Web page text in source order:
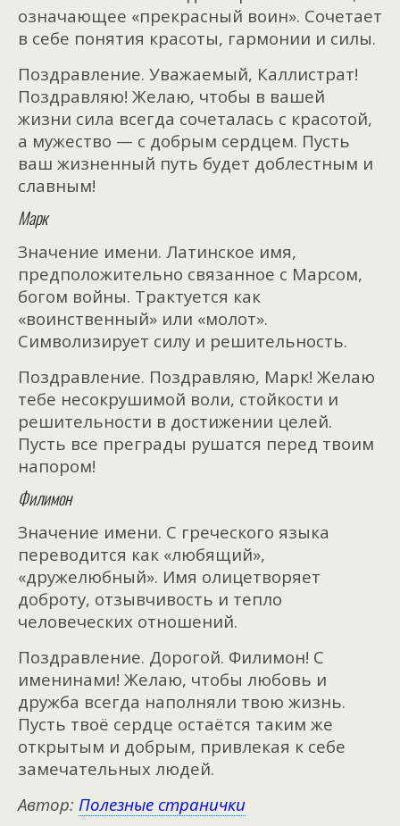
означающее «прекрасный воин». Сочетает
в себе понятия красоты, гармонии и силы.
Поздравление. Уважаемый, Каллистрат!
Поздравляю! Желаю, чтобы в вашей
жизни сила всегда сочеталась с красотой,
а мужество — с добрым сердцем. Пусть
ваш жизненный путь будет доблестным и
славным!
Марк
Значение имени. Латинское имя,
предположительно связанное с Марсом,
богом войны. Трактуется как
«воинственный» или «молот».
Символизирует силу и решительность.
Поздравление. Поздравляю, Марк! Желаю
тебе несокрушимой воли, стойкости и
решительности в достижении целей.
Пусть все преграды рушатся перед твоим
напором!
Филимон
Значение имени. С греческого языка
переводится как «любящий»,
«дружелюбный». Имя олицетворяет
доброту, отзывчивость и тепло
человеческих отношений.
Поздравление. Дорогой. Филимон! С
именинами! Желаю, чтобы любовь и
дружба всегда наполняли твою жизнь.
Пусть твоё сердце остаётся таким же
открытым и добрым, привлекая к себе
замечательных людей.
Автор: Полезные странички